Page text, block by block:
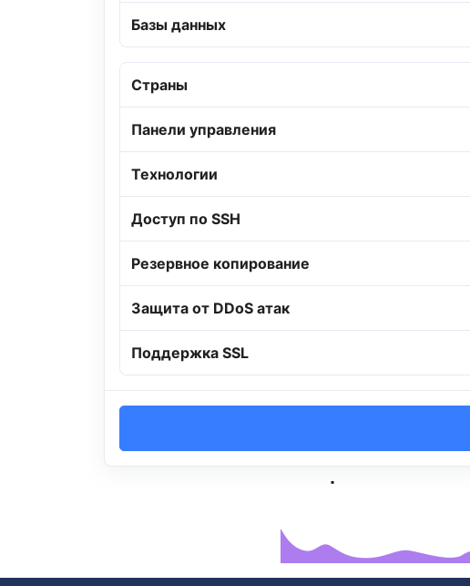
Базы данных
Страны
Панели управления
Технологии
Доступ по SSH
Резервное копирование
Защита от DDoS атак
Поддержка SSL